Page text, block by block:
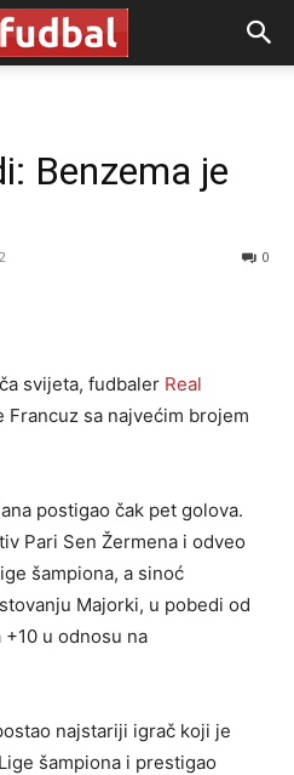
Benzema je
0
svijeta, fudbaler Real
Francuz sa najvećim brojem
postigao čak pet golova.
Pari Sen Žermena i odveo
šampiona, a sinoć
Majorki, u pobedi od
u odnosu na
najstariji igrač koji je
šampiona i prestigao